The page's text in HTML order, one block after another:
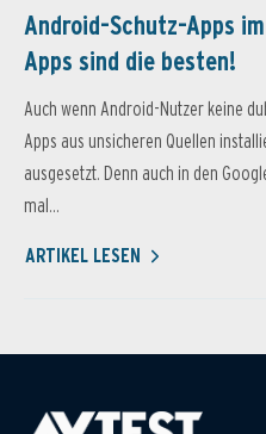
Android-Schutz-Apps
Apps sind die besten!
Auch wenn Android-Nutzer keine
Apps aus unsicheren Quellen
ausgesetzt. Denn auch in den
mal...
ARTIKEL LESEN